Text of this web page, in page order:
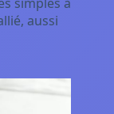
aussi